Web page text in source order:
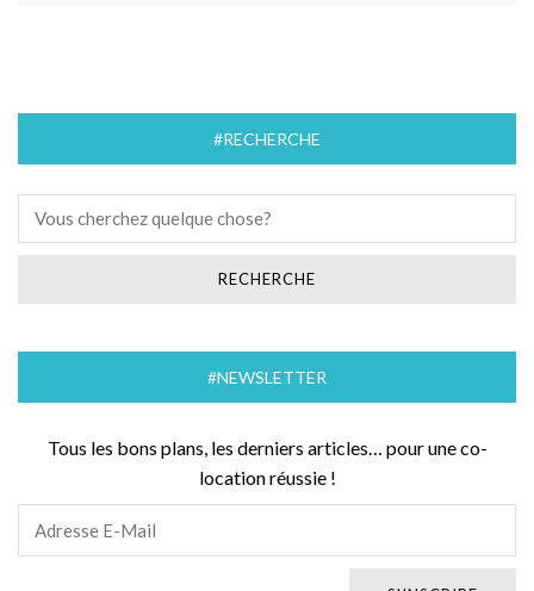
#RECHERCHE
#NEWSLETTER
Tous les bons plans, les derniers articles… pour une co-
location réussie !